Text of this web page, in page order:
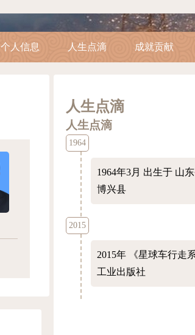
个人信息 人生点滴 成就贡献
人生点滴
人生点滴
1964
1964年3月 出生于 山
博兴县
2015
2015年
《星球车行走
工业出版社